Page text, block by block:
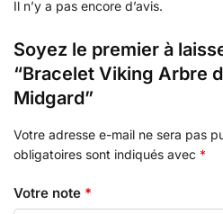
Il n’y a pas encore d’avis.
Soyez le premier à
“Bracelet Viking Arbre
Midgard”
Votre adresse e-mail ne sera pas
obligatoires sont indiqués avec *
Votre note *